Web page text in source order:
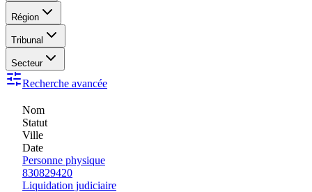
Région
Tribunal
Secteur
Recherche avancée
Nom
Statut
Ville
Date
Personne physique
830829420
Liquidation judiciaire